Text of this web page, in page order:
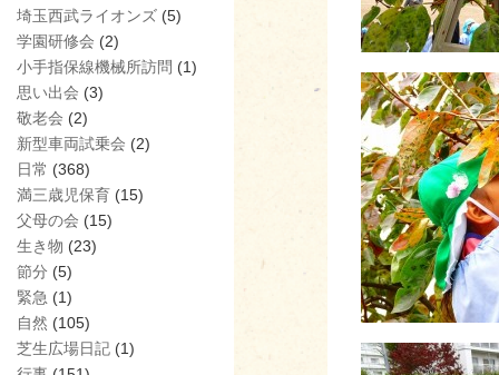
埼玉西武ライオンズ (5)
学園研修会 (2)
小手指保線機械所訪問 (1)
思い出会 (3)
敬老会 (2)
新型車両試乗会 (2)
日常 (368)
満三歳児保育 (15)
父母の会 (15)
生き物 (23)
節分 (5)
緊急 (1)
自然 (105)
芝生広場日記 (1)